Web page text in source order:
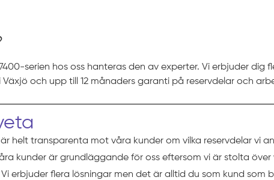
serien hos oss hanteras den av experter. Vi erbjuder dig
och upp till 12 månaders garanti på reservdelar och
helt transparenta mot våra kunder om vilka reservdelar vi
kunder är grundläggande för oss eftersom vi är stolta
erbjuder flera lösningar men det är alltid du som kund som